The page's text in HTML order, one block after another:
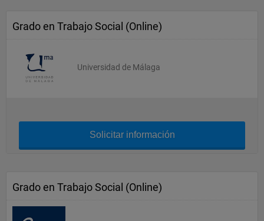
Grado en Trabajo Social (Online)
Universidad de Málaga
Solicitar información
Grado en Trabajo Social (Online)